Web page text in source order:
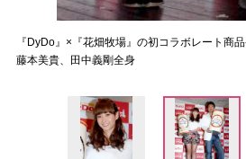
『DyDo』×『花畑牧場』の初コラボレート商
藤本美貴、田中義剛全身